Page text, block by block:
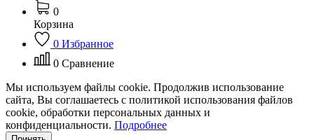
0
Корзина
0 Избранное
0 Сравнение
Мы используем файлы cookie. Продолжив использование
сайта, Вы соглашаетесь с политикой использования файлов
cookie, обработки персональных данных и
конфиденциальности. Подробнее